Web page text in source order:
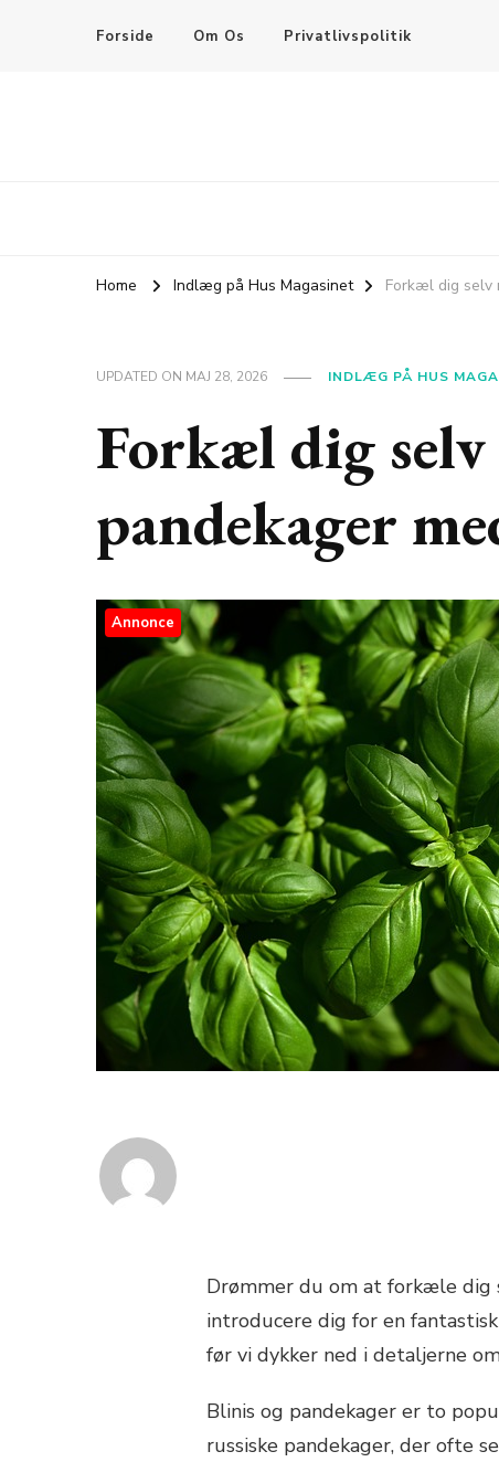
Forside Om Os Privatlivspolitik
Home Indlæg på Hus Magasinet Forkæl dig selv
UPDATED ON MAJ 28, 2026 INDLÆG PÅ HUS
Forkæl dig
pandekager
Annonce
Drømmer du om at forkæle
introducere dig for en
før vi dykker ned i detaljerne
Blinis og pandekager er to
russiske pandekager, der ofte